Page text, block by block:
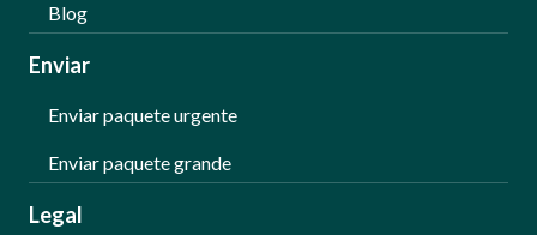
Blog
Enviar
Enviar paquete urgente
Enviar paquete grande
Legal